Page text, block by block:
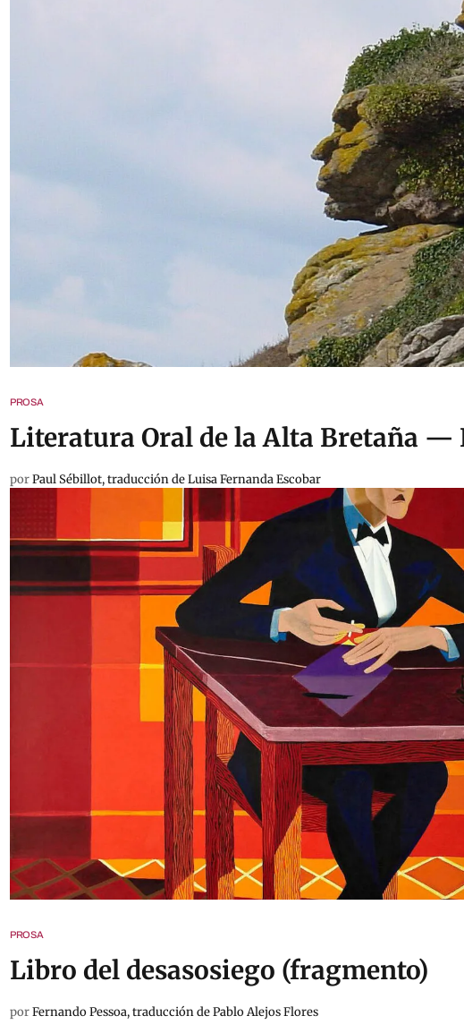
PROSA
Literatura Oral de la Alta Bretaña —
porPaul Sébillot, traducción de Luisa Fernanda Escobar
PROSA
Libro del desasosiego (fragmento)
porFernando Pessoa, traducción de Pablo Alejos Flores